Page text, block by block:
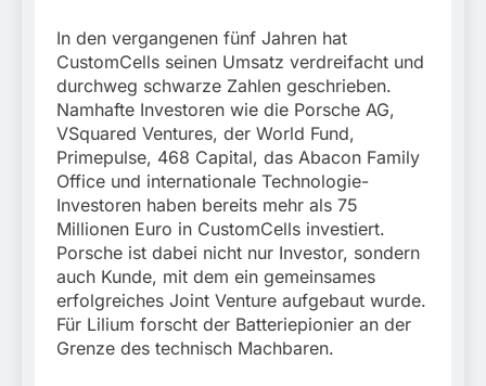
In den vergangenen fünf Jahren hat
CustomCells seinen Umsatz verdreifacht und
durchweg schwarze Zahlen geschrieben.
Namhafte Investoren wie die Porsche AG,
VSquared Ventures, der World Fund,
Primepulse, 468 Capital, das Abacon Family
Office und internationale Technologie-
Investoren haben bereits mehr als 75
Millionen Euro in CustomCells investiert.
Porsche ist dabei nicht nur Investor, sondern
auch Kunde, mit dem ein gemeinsames
erfolgreiches Joint Venture aufgebaut wurde.
Für Lilium forscht der Batteriepionier an der
Grenze des technisch Machbaren.